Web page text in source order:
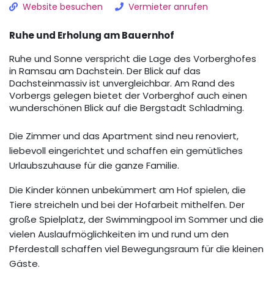
Website besuchen Vermieter anrufen
Ruhe und Erholung am Bauernhof
Ruhe und Sonne verspricht die Lage des Vorberghofes
in Ramsau am Dachstein. Der Blick auf das
Dachsteinmassiv ist unvergleichbar. Am Rand des
Vorbergs gelegen bietet der Vorberghof auch einen
wunderschönen Blick auf die Bergstadt Schladming.
Die Zimmer und das Apartment sind neu renoviert,
liebevoll eingerichtet und schaffen ein gemütliches
Urlaubszuhause für die ganze Familie.
Die Kinder können unbekümmert am Hof spielen, die
Tiere streicheln und bei der Hofarbeit mithelfen. Der
große Spielplatz, der Swimmingpool im Sommer und die
vielen Auslaufmöglichkeiten im und rund um den
Pferdestall schaffen viel Bewegungsraum für die kleinen
Gäste.